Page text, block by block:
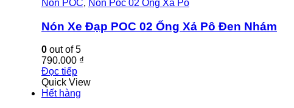
Nón POC, Nón Poc 02 Ống Xả Pô
Nón Xe Đạp POC 02 Ống Xả Pô Đen Nhám
0 out of 5
790.000 ₫
Đọc tiếp
Quick View
Hết hàng